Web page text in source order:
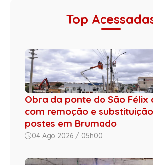
Top
Obra da ponte do São Félix
com remoção e
postes em Brumado
04 Ago 2026 / 05h00